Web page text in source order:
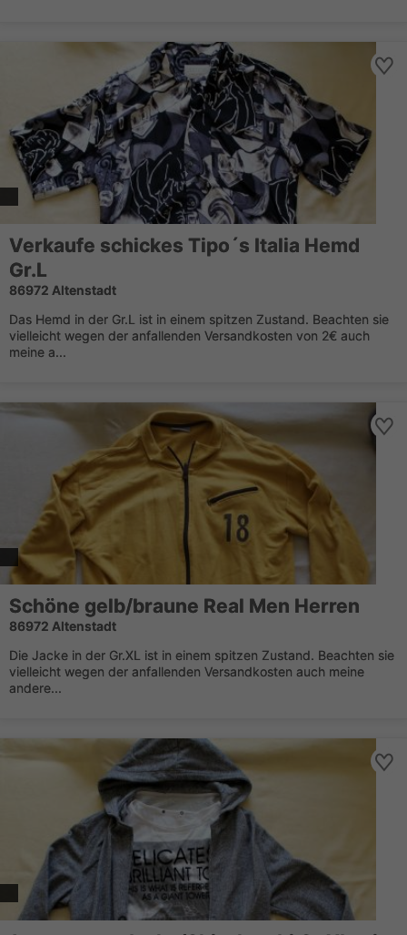
Verkaufe schickes Tipo´s Italia Hemd
Gr.L
86972 Altenstadt
Das Hemd in der Gr.L ist in einem spitzen Zustand. Beachten sie
vielleicht wegen der anfallenden Versandkosten von 2€ auch
meine a...
Schöne gelb/braune Real Men Herren
86972 Altenstadt
Die Jacke in der Gr.XL ist in einem spitzen Zustand. Beachten sie
vielleicht wegen der anfallenden Versandkosten auch meine
andere...